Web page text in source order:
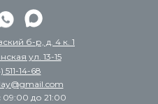
511-14-68
до 21:00
б-р, д. 4 к. 1
ул. 13-15